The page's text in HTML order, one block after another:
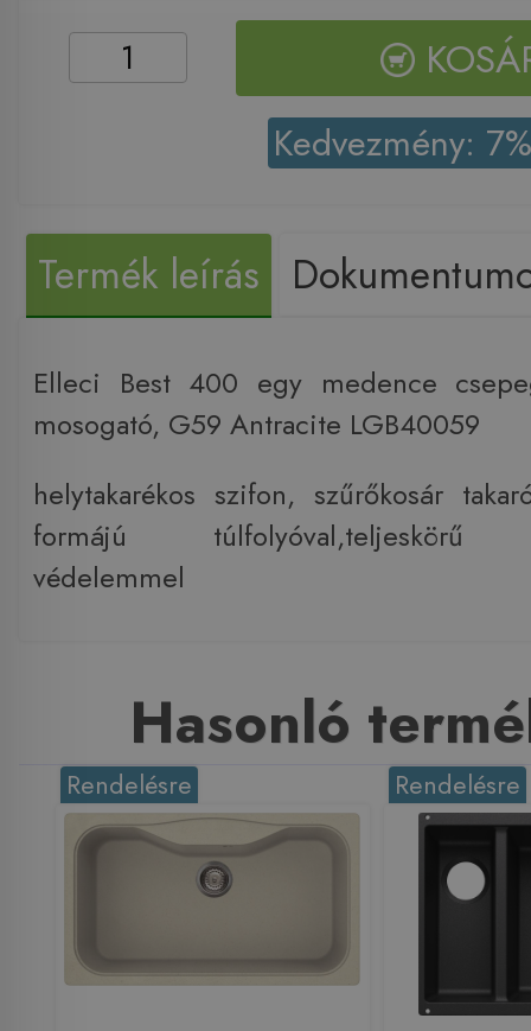
Kedvezmény:
Termék leírás
Elleci Best 400 egy medence
mosogató, G59 Antracite LGB40059
helytakarékos szifon, szűrőkosár
formájú túlfolyóval,teljeskörű
védelemmel
Hasonló
Rendelésre Rendelésre